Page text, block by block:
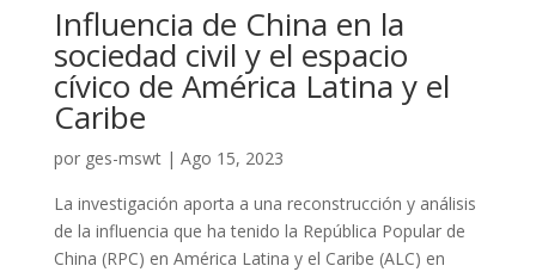
Influencia de China en la
sociedad civil y el espacio
cívico de América Latina y el
Caribe
por ges-mswt| Ago 15, 2023
La investigación aporta a una reconstrucción y análisis
de la influencia que ha tenido la República Popular de
China (RPC) en América Latina y el Caribe (ALC) en